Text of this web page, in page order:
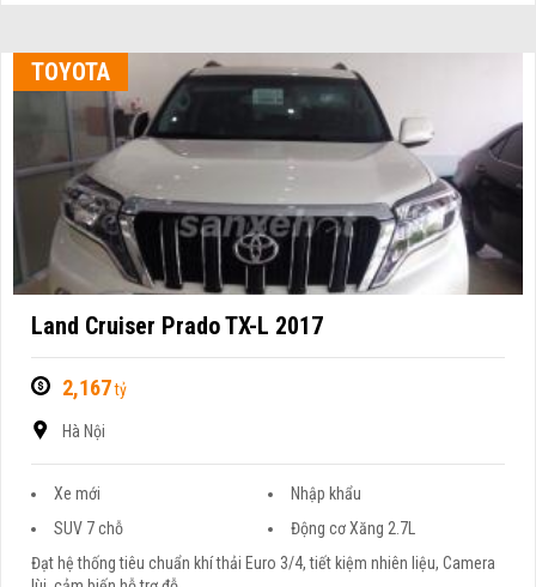
TOYOTA
Land Cruiser Prado TX-L 2017
2,167tỷ
Hà Nội
Xe mới
Nhập khẩu
SUV 7 chỗ
Động cơ Xăng 2.7L
Đạt hệ thống tiêu chuẩn khí thải Euro 3/4, tiết kiệm nhiên liệu, Camera